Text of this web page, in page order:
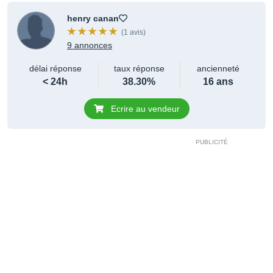
henry canan
(1 avis)
9 annonces
délai réponse
< 24h
taux réponse
38.30%
ancienneté
16 ans
Ecrire au vendeur